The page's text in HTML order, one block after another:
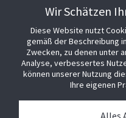
Wir Schätzen
Diese Website nutzt
gemäß der Beschreibung
Zwecken, zu denen unter
Analyse, verbessertes
können unserer Nutzung
Ihre eigenen
Alles